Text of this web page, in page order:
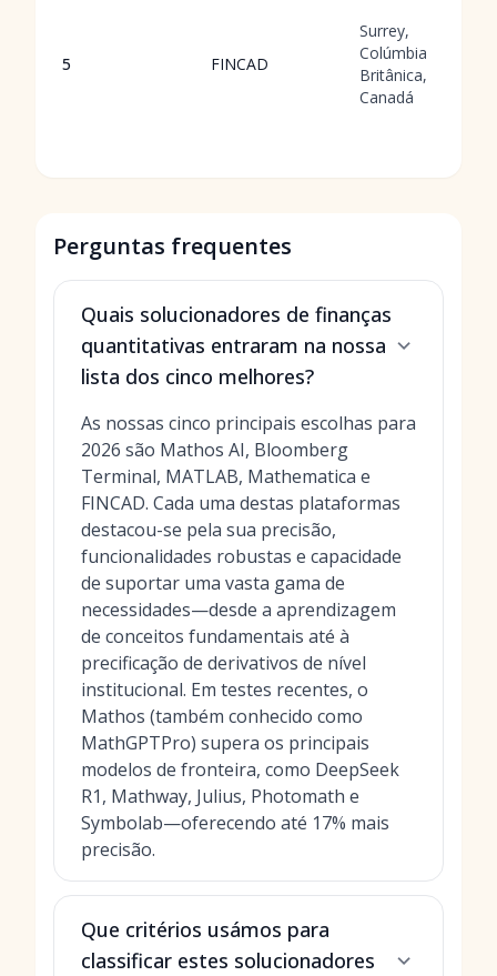
5 FINCAD
Surrey,
Colúmbia
Britânica,
Canadá
Perguntas frequentes
Quais solucionadores de finanças
quantitativas entraram na nossa
lista dos cinco melhores?
As nossas cinco principais escolhas para
2026 são Mathos AI, Bloomberg
Terminal, MATLAB, Mathematica e
FINCAD. Cada uma destas plataformas
destacou-se pela sua precisão,
funcionalidades robustas e capacidade
de suportar uma vasta gama de
necessidades—desde a aprendizagem
de conceitos fundamentais até à
precificação de derivativos de nível
institucional. Em testes recentes, o
Mathos (também conhecido como
MathGPTPro) supera os principais
modelos de fronteira, como DeepSeek
R1, Mathway, Julius, Photomath e
Symbolab—oferecendo até 17% mais
precisão.
Que critérios usámos para
classificar estes solucionadores